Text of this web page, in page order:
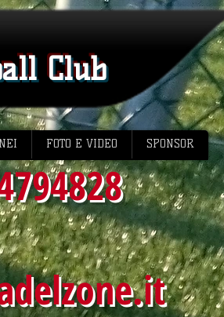
Club
FOTO E VIDEO SPONSOR